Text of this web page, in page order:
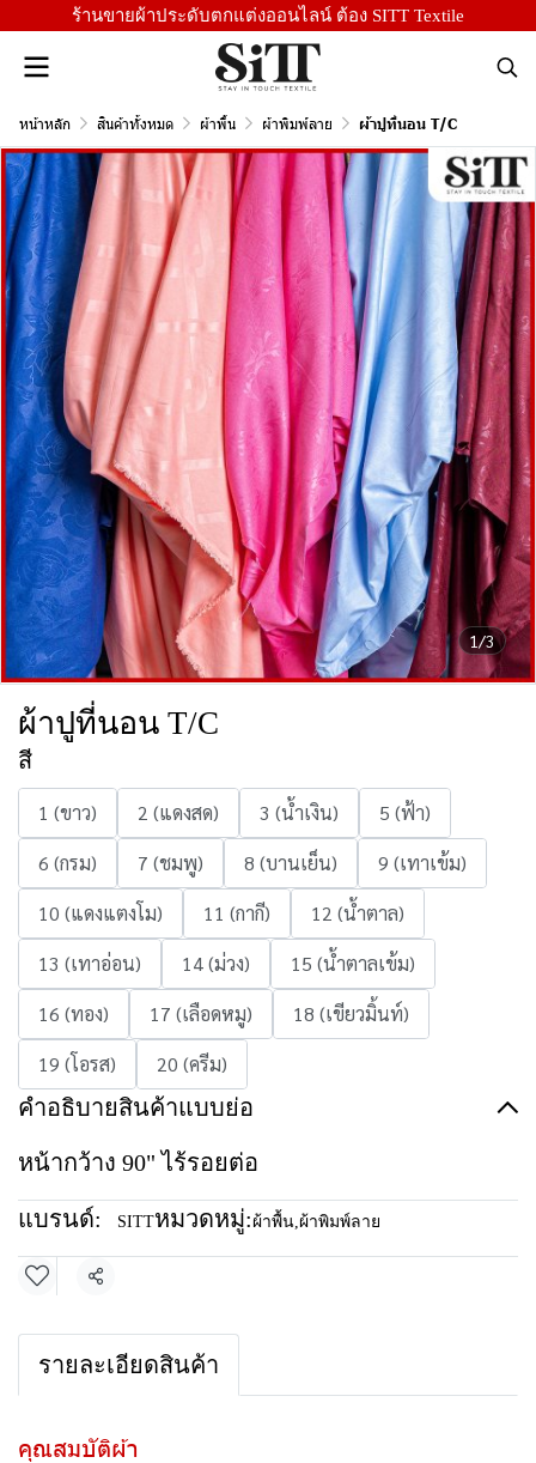
ร้านขายผ้าประดับตกแต่งออนไลน์ ต้อง SITT Textile
หน้าหลัก สินค้าทั้งหมด ผ้าพื้น ผ้าพิมพ์ลาย ผ้าปูที่นอน T/C
1/3
ผ้าปูที่นอน T/C
สี
1 (ขาว) 2 (แดงสด) 3 (น้ำเงิน)
5 (ฟ้า)
6 (กรม)
7 (ชมพู) 8 (บานเย็น)
9 (เทาเข้ม)
10 (แดงแตงโม)
11 (กากี)
12 (น้ำตาล)
13 (เทาอ่อน)
14 (ม่วง)
15 (น้ำตาลเข้ม)
16 (ทอง)
17 (เลือดหมู)
18 (เขียวมิ้นท์)
19 (โอรส)
20 (ครีม)
คำอธิบายสินค้าแบบย่อ
หน้ากว้าง 90" ไร้รอยต่อ
แบรนด์: SITTหมวดหมู่: ผ้าพื้น,ผ้าพิมพ์ลาย
แชร์
รายละเอียดสินค้า
คุณสมบัติผ้า